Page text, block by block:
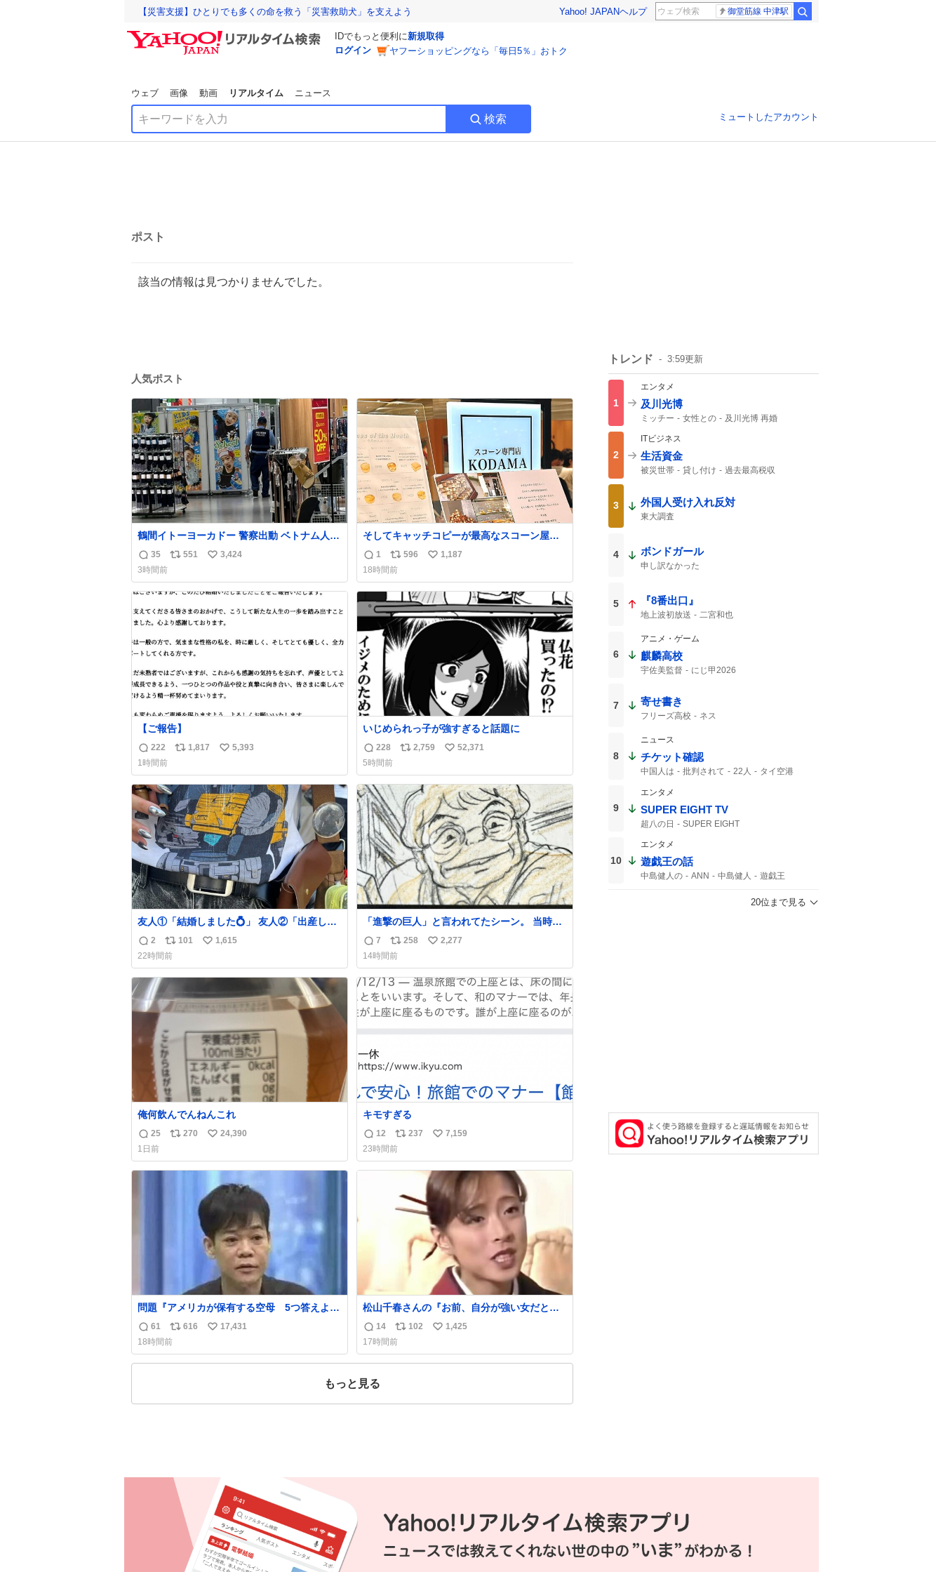
【災害支援】ひとりでも多くの命を救う「災害救助犬」を支えよう Yahoo! JAPANヘルプ 御堂筋線 中津駅
IDでもっと便利に新規取得
ログイン
ヤフーショッピングなら「毎日5％」おトク
ウェブ 画像 動画 リアルタイム ニュース
検索 ミュートしたアカウント
ポスト
該当の情報は見つかりませんでした。
人気ポスト
鶴間イトーヨーカドー 警察出動 ベトナム人の
身分証チェックを開店前に実施、店内まで見
張りにきてます。不法滞在者は覚悟してお越
しください。
返
信
数
35
リ
ス
数
551
い
ね
3,424
3時間前
そしてキャッチコピーが最高なスコーン屋さ
んを見つけてしまったので思わず買い込んで
しまった。スコーンなんてパッサパサなほど
ええですからね。
返
信
数
1
リ
ポ
ス
ト
数
596
い
ね
数
1,187
18時間前
【ご報告】
返
信
数
222
リ
ス
ト
数
1,817
い
ね
数
5,393
1時間前
いじめられっ子が強すぎると話題に
返
信
数
228
リ
ス
ト
数
2,759
い
ね
数
52,371
5時間前
友人①「結婚しました💍」 友人②「出産しま
した👼🏻」 友人③「マイホーム建てました
🏡」 私「どハマりしたヴィズラ家の末裔に心
狂わされました」
返
信
数
2
リ
ポ
ス
ト
数
101
い
ね
数
1,615
22時間前
「進撃の巨人」と言われてたシーン。 当時僕
は知らなかったのですが、今見るとすごく
「進撃の巨人」ですね。。
返
信
数
7
リ
ポ
ス
ト
数
258
い
ね
数
2,277
14時間前
俺何飲んでんねんこれ
返
信
数
25
リ
ス
270
い
ね
24,390
1日前
キモすぎる
返
信
数
12
リ
ポ
ス
数
237
い
ね
数
7,159
23時間前
問題『アメリカが保有する空母 5つ答えよ』
名倉「ホンマごめん、日本」
返
信
数
61
リ
ポ
ス
616
い
ね
17,431
18時間前
松山千春さんの『お前、自分が強い女だと思
うか？』の一言で… 中森明菜さんが思わず本
音をこぼす瞬間😭
返
信
数
14
リ
ポ
ス
102
い
ね
1,425
17時間前
もっと見る
トレンド 3:59更新
1
エンタメ
及川光博
ミッチー 女性との
及川光博 再婚
57歳
56歳
2
ITビジネス
生活資金
被災世帯 貸し付け
過去最高税収
3 外国人受け入れ反対
東大調査
4 ボンドガール
申し訳なかった
5 『8番出口』
地上波初放送 二宮和也
6
アニメ・ゲーム
麒麟高校
宇佐美監督 にじ甲2026
7 寄せ書き
フリーズ高校 ネス
8
ニュース
チケット確認
中国人は 批判されて 22人
タイ空港
9
エンタメ
SUPER EIGHT TV
超八の日 SUPER EIGHT
10
エンタメ
遊戯王の話
中島健人の ANN 中島健人 遊戯王
20位まで見る